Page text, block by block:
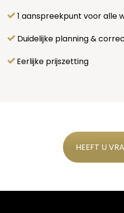
1 aanspreekpunt voor alle
Duidelijke planning &
Eerlijke prijszetting
HEEFT U